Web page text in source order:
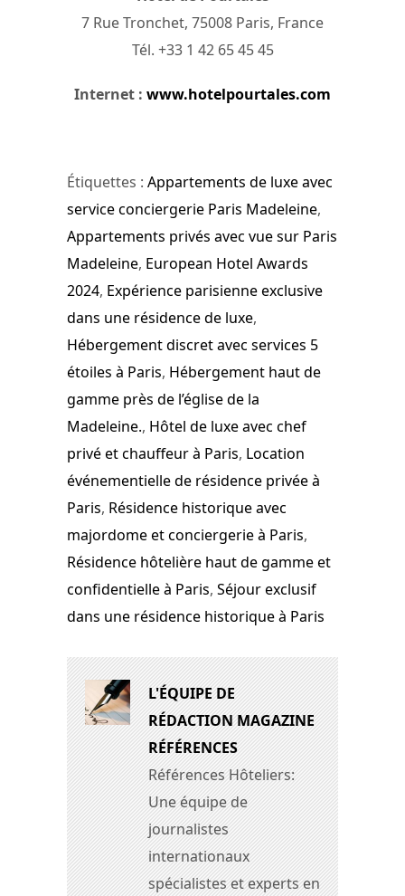
7 Rue Tronchet, 75008 Paris, France
Tél. +33 1 42 65 45 45
Internet : www.hotelpourtales.com
Étiquettes : Appartements de luxe avec
service conciergerie Paris Madeleine,
Appartements privés avec vue sur Paris
Madeleine, European Hotel Awards
2024, Expérience parisienne exclusive
dans une résidence de luxe,
Hébergement discret avec services 5
étoiles à Paris, Hébergement haut de
gamme près de l’église de la
Madeleine., Hôtel de luxe avec chef
privé et chauffeur à Paris, Location
événementielle de résidence privée à
Paris, Résidence historique avec
majordome et conciergerie à Paris,
Résidence hôtelière haut de gamme et
confidentielle à Paris, Séjour exclusif
dans une résidence historique à Paris
L'ÉQUIPE DE
RÉDACTION MAGAZINE
RÉFÉRENCES
Références Hôteliers:
Une équipe de
journalistes
internationaux
spécialistes et experts en